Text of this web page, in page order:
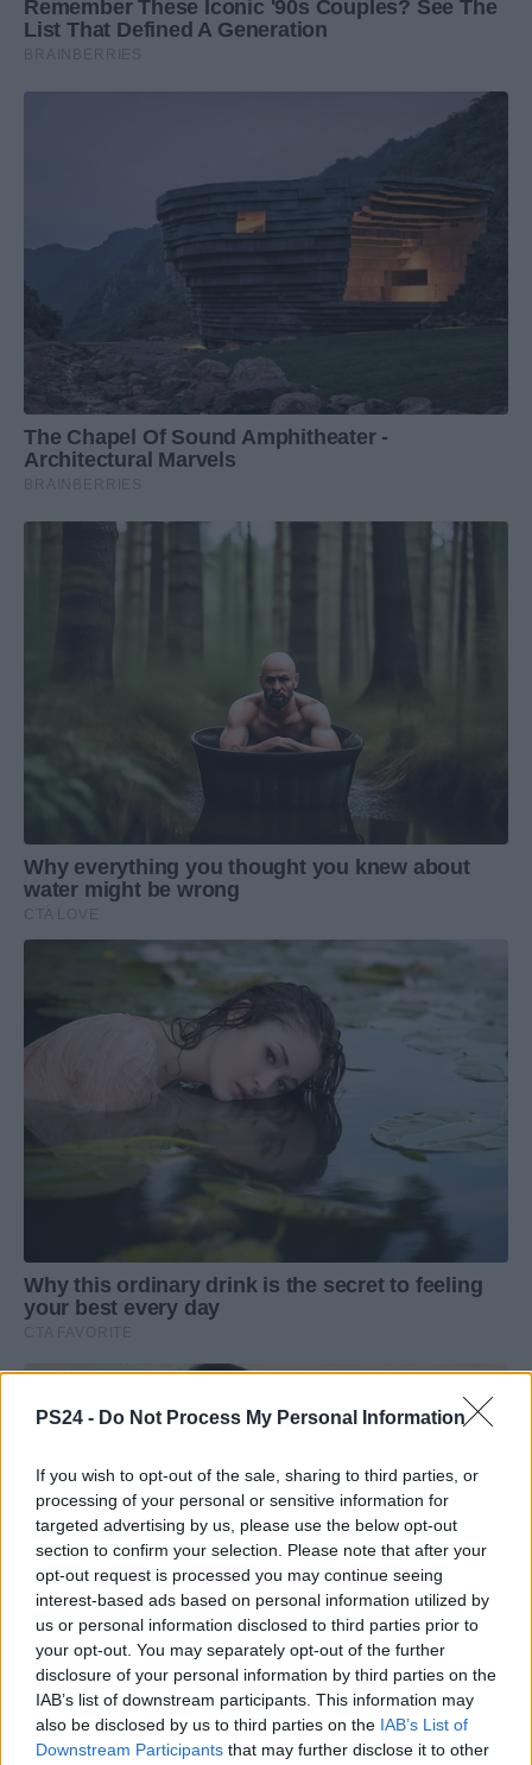
PS24 - Do Not Process My Personal Information
If you wish to opt-out of the sale, sharing to third parties, or
processing of your personal or sensitive information for
targeted advertising by us, please use the below opt-out
section to confirm your selection. Please note that after your
opt-out request is processed you may continue seeing
interest-based ads based on personal information utilized by
us or personal information disclosed to third parties prior to
your opt-out. You may separately opt-out of the further
disclosure of your personal information by third parties on the
IAB’s list of downstream participants. This information may
also be disclosed by us to third parties on the IAB’s List of
Downstream Participants that may further disclose it to other